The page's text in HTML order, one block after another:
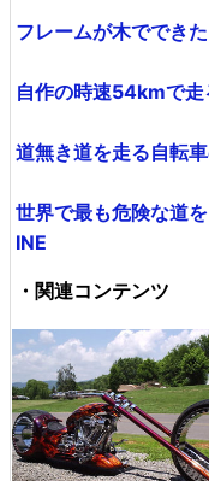
フレームが木ででき
自作の時速54kmで
道無き道を走る自転
世界で最も危険な道
INE
・関連コンテンツ